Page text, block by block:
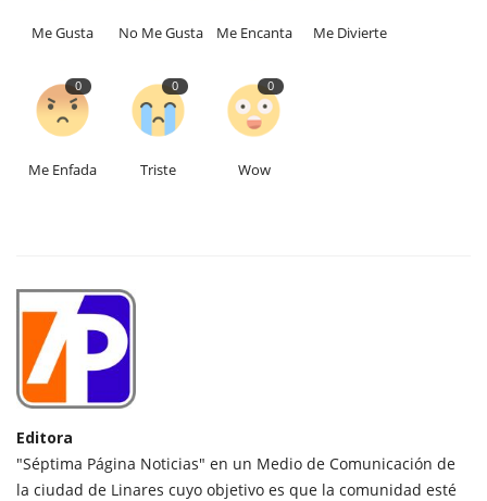
Me Gusta No Me Gusta Me Encanta Me Divierte
0
Me Enfada
0
Triste
0
Wow
Editora
"Séptima Página Noticias" en un Medio de Comunicación de
la ciudad de Linares cuyo objetivo es que la comunidad esté